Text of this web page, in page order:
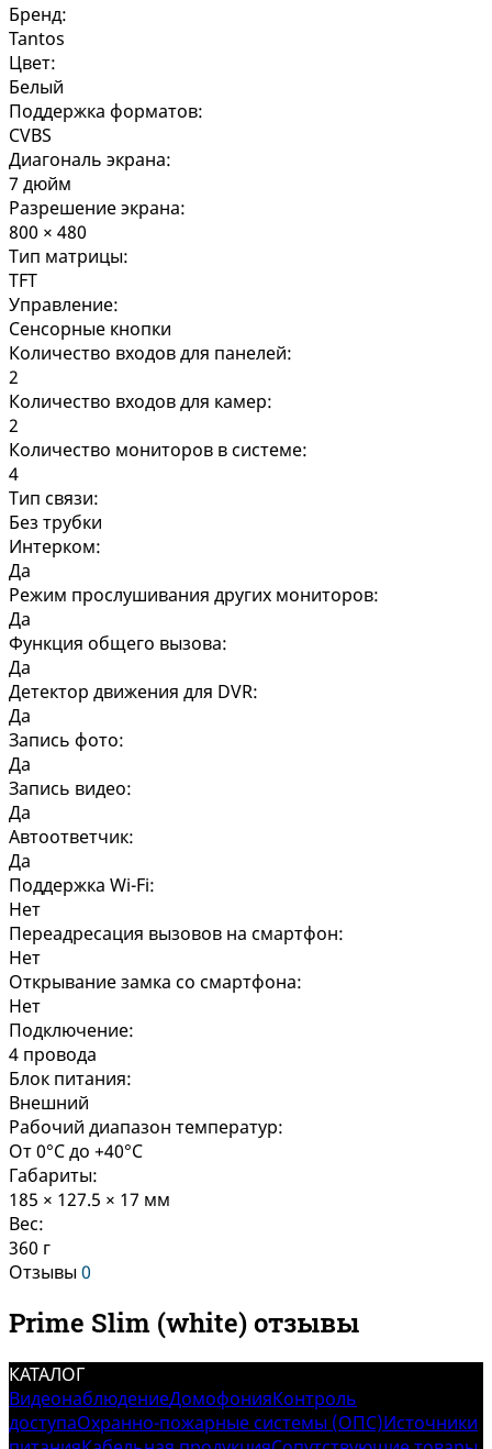
Бренд:
Tantos
Цвет:
Белый
Поддержка форматов:
CVBS
Диагональ экрана:
7 дюйм
Разрешение экрана:
800 × 480
Тип матрицы:
TFT
Управление:
Сенсорные кнопки
Количество входов для панелей:
2
Количество входов для камер:
2
Количество мониторов в системе:
4
Тип связи:
Без трубки
Интерком:
Да
Режим прослушивания других мониторов:
Да
Функция общего вызова:
Да
Детектор движения для DVR:
Да
Запись фото:
Да
Запись видео:
Да
Автоответчик:
Да
Поддержка Wi-Fi:
Нет
Переадресация вызовов на смартфон:
Нет
Открывание замка со смартфона:
Нет
Подключение:
4 провода
Блок питания:
Внешний
Рабочий диапазон температур:
От 0°C до +40°C
Габариты:
185 × 127.5 × 17 мм
Вес:
360 г
Отзывы0
Prime Slim (white) отзывы
КАТАЛОГ
ВидеонаблюдениеДомофонияКонтроль
доступаОхранно-пожарные системы (ОПС)Источники